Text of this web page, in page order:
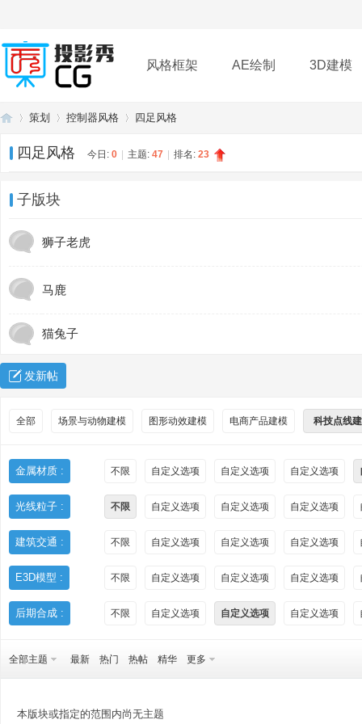
风格框架 AE绘制 3D建模
插件 帮助 下载
策划 控制器风格 四足风格
四足风格 今日: 0 主题: 47 排名: 23
子版块
狮子老虎
马鹿
猫兔子
发新帖
全部 场景与动物建模 图形动效建模 电商产品建模 科技点线
金属材质 : 不限 自定义选项 自定义选项 自定义选项
光线粒子 : 不限 自定义选项 自定义选项 自定义选项
建筑交通 : 不限 自定义选项 自定义选项 自定义选项
E3D模型 : 不限 自定义选项 自定义选项 自定义选项
后期合成 : 不限 自定义选项 自定义选项 自定义选项
全部主题 最新 热门 热帖 精华 更多
本版块或指定的范围内尚无主题